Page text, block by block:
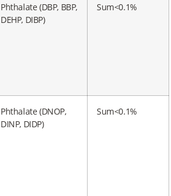
Phthalate (DBP, BBP,
DEHP, DIBP)
Sum<0.1%
Phthalate (DNOP,
DINP, DIDP)
Sum<0.1%